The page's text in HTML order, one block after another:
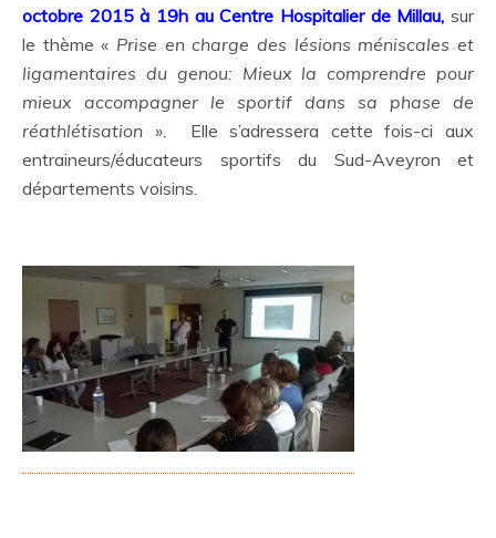
octobre 2015 à 19h au Centre Hospitalier de Millau, sur
le thème « Prise en charge des lésions méniscales et
ligamentaires du genou: Mieux la comprendre pour
mieux accompagner le sportif dans sa phase de
réathlétisation ». Elle s’adressera cette fois-ci aux
entraineurs/éducateurs sportifs du Sud-Aveyron et
départements voisins.